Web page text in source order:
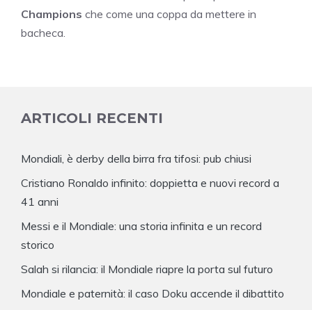
Champions che come una coppa da mettere in
bacheca.
ARTICOLI RECENTI
Mondiali, è derby della birra fra tifosi: pub chiusi
Cristiano Ronaldo infinito: doppietta e nuovi record a
41 anni
Messi e il Mondiale: una storia infinita e un record
storico
Salah si rilancia: il Mondiale riapre la porta sul futuro
Mondiale e paternità: il caso Doku accende il dibattito